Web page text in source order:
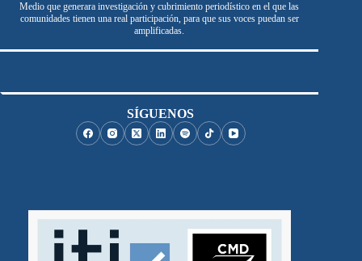
Medio que generara investigación y cubrimiento periodístico en el que las
comunidades tienen una real participación, para que sus voces puedan ser
amplificadas.
SÍGUENOS